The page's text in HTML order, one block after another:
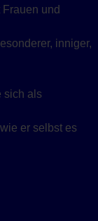
und
inniger,
sich als
er selbst es